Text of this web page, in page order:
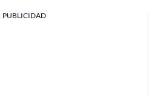
PUBLICIDAD